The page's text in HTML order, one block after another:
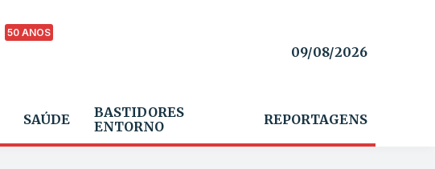
50 ANOS
09/08/2026
SAÚDE
BASTIDORES
ENTORNO
REPORTAGENS